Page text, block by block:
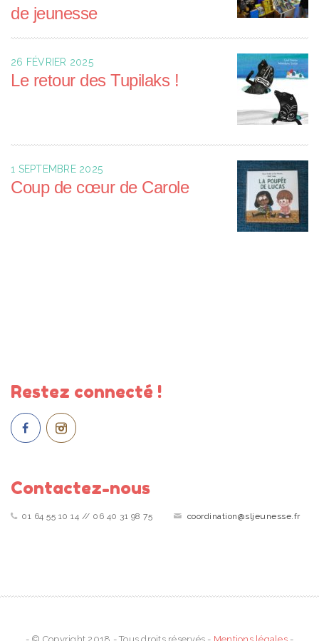
de jeunesse
26 FÉVRIER 2025
Le retour des Tupilaks !
1 SEPTEMBRE 2025
Coup de cœur de Carole
Restez connecté !
Contactez-nous
01 64 55 10 14 // 06 40 31 98 75 coordination@sljeunesse.fr